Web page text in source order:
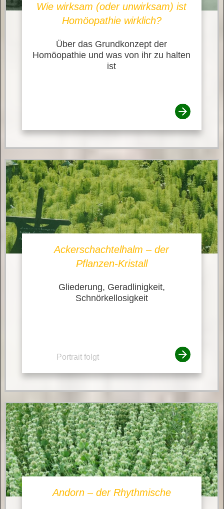
Wie wirksam (oder unwirksam) ist
Homöopathie wirklich?
Über das Grundkonzept der
Homöopathie und was von ihr zu halten
ist
Ackerschachtelhalm – der
Pflanzen-Kristall
Gliederung, Geradlinigkeit,
Schnörkellosigkeit
Portrait folgt
Andorn – der Rhythmische